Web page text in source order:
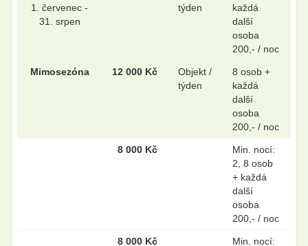
1. červenec -
31. srpen
týden
každá
další
osoba
200,- / noc
Mimosezóna 12 000 Kč
Objekt /
týden
8 osob +
každá
další
osoba
200,- / noc
8 000 Kč
Min. nocí:
2, 8 osob
+ každá
další
osoba
200,- / noc
8 000 Kč
Min. nocí: